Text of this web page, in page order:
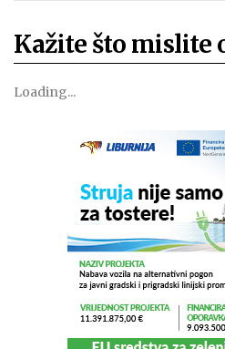
Kažite što mislite
Loading...